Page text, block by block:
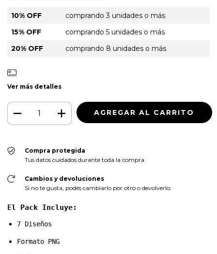
10% OFF
comprando 3 unidades o más
15% OFF
comprando 5 unidades o más
20% OFF
comprando 8 unidades o más
Ver más detalles
Compra protegida
Tus datos cuidados durante toda la compra.
Cambios y devoluciones
Si no te gusta, podés cambiarlo por otro o devolverlo.
El Pack Incluye:
7 Diseños
Formato PNG